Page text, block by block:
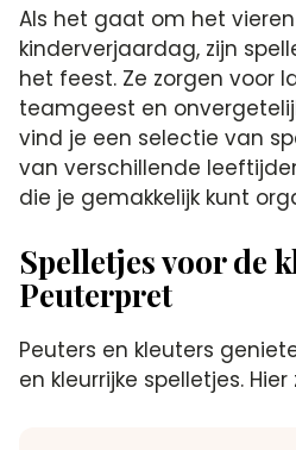
Als het gaat om het
kinderverjaardag, zijn
het feest.​ Ze zorgen voor
teamgeest en
vind je een selectie van
van verschillende
die je gemakkelijk kunt
Spelletjes voor de
Peuterpret
Peuters en kleuters
en kleurrijke spelletjes.​